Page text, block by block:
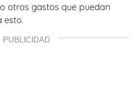
otros gastos que puedan
esto.